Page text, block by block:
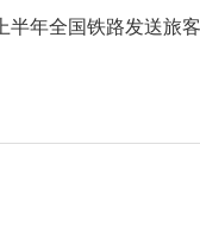
上半年全国铁路发送旅